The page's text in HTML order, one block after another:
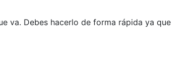
va. Debes hacerlo de forma rápida ya que